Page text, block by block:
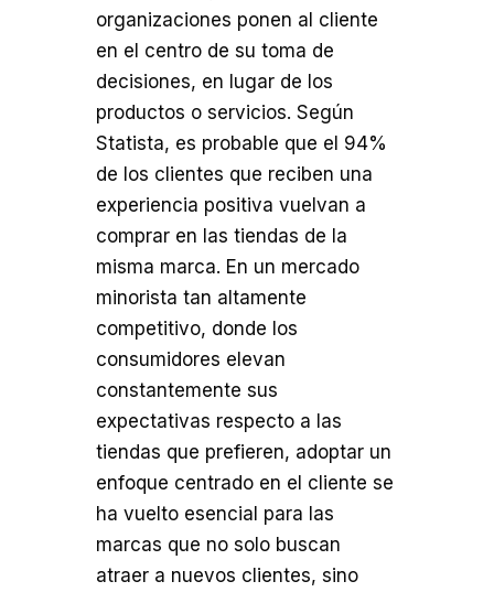
organizaciones ponen al cliente
en el centro de su toma de
decisiones, en lugar de los
productos o servicios. Según
Statista, es probable que el 94%
de los clientes que reciben una
experiencia positiva vuelvan a
comprar en las tiendas de la
misma marca. En un mercado
minorista tan altamente
competitivo, donde los
consumidores elevan
constantemente sus
expectativas respecto a las
tiendas que prefieren, adoptar un
enfoque centrado en el cliente se
ha vuelto esencial para las
marcas que no solo buscan
atraer a nuevos clientes, sino